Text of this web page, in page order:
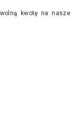
kwotę na nasze